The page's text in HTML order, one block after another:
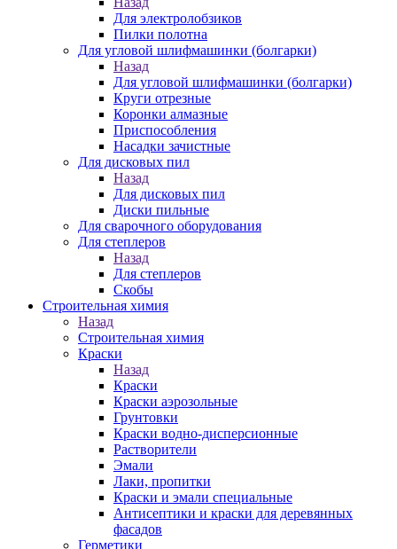
Для электролобзиков
Пилки полотна
Для угловой шлифмашинки (болгарки)
Назад
Для угловой шлифмашинки (болгарки)
Круги отрезные
Коронки алмазные
Приспособления
Насадки зачистные
Для дисковых пил
Назад
Для дисковых пил
Диски пильные
Для сварочного оборудования
Для степлеров
Назад
Для степлеров
Скобы
Строительная химия
Назад
Строительная химия
Краски
Назад
Краски
Краски аэрозольные
Грунтовки
Краски водно-дисперсионные
Растворители
Эмали
Лаки, пропитки
Краски и эмали специальные
Антисептики и краски для деревянных
фасадов
Герметики